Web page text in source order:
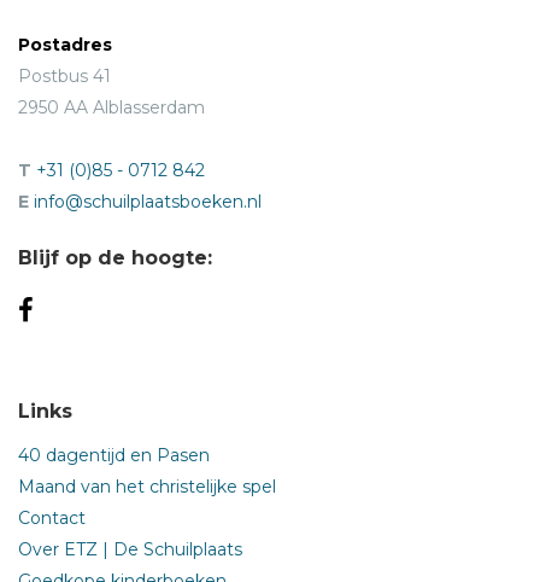
Postadres
Postbus 41
2950 AA Alblasserdam
T +31 (0)85 - 0712 842
E info@schuilplaatsboeken.nl
Blijf op de hoogte:
Links
40 dagentijd en Pasen
Maand van het christelijke spel
Contact
Over ETZ | De Schuilplaats